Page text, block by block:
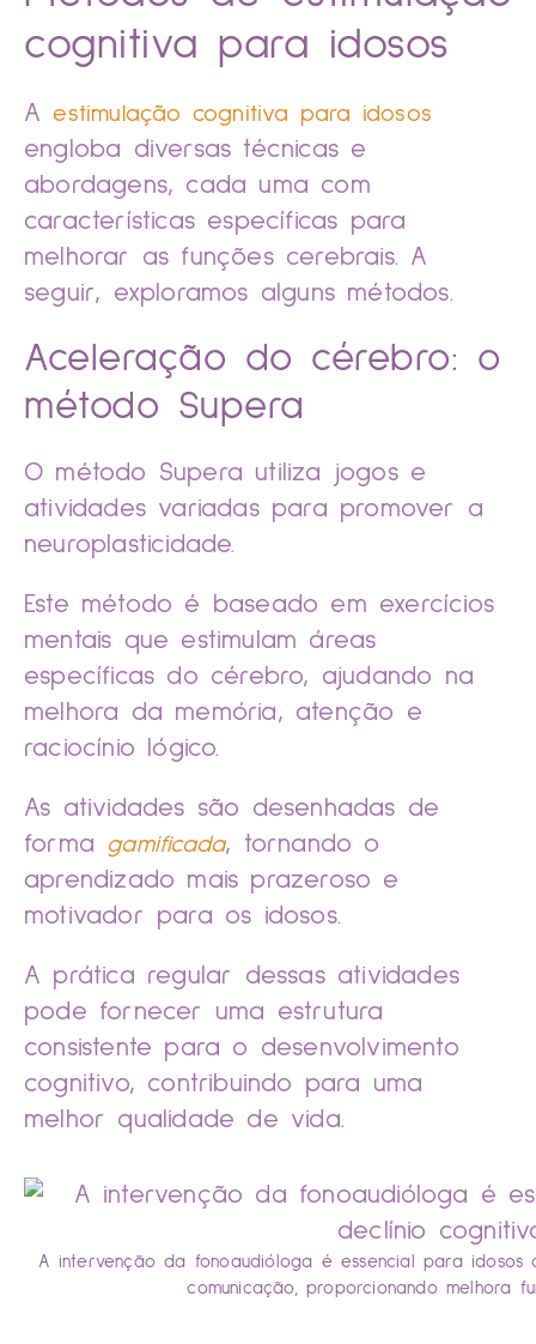
cognitiva para idosos
Aestimulação cognitiva para idosos
engloba diversas técnicas e
abordagens, cada uma com
características específicas para
melhorar as funções cerebrais. A
seguir, exploramos alguns métodos.
Aceleração do cérebro: o
método Supera
O método Supera utiliza jogos e
atividades variadas para promover a
neuroplasticidade.
Este método é baseado em exercícios
mentais que estimulam áreas
específicas do cérebro, ajudando na
melhora da memória, atenção e
raciocínio lógico.
As atividades são desenhadas de
forma
gamificada, tornando o
aprendizado mais prazeroso e
motivador para os idosos.
A prática regular dessas atividades
pode fornecer uma estrutura
consistente para o desenvolvimento
cognitivo, contribuindo para uma
melhor qualidade de vida.
A intervenção da fonoaudióloga é essencial para
comunicação, proporcionando melhora